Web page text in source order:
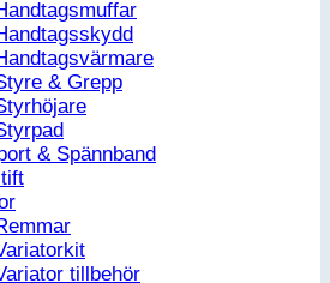
& Grepp
& Spännband
tillbehör